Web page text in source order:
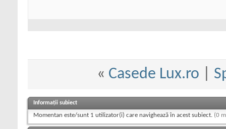
« Casede Lux.ro
Informații subiect
Momentan este/sunt 1 utilizator(i) care navighează în acest subiect. (0